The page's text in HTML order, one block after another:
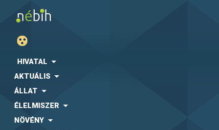
HIVATAL
AKTUÁLIS
ÁLLAT
ÉLELMISZER
NÖVÉNY